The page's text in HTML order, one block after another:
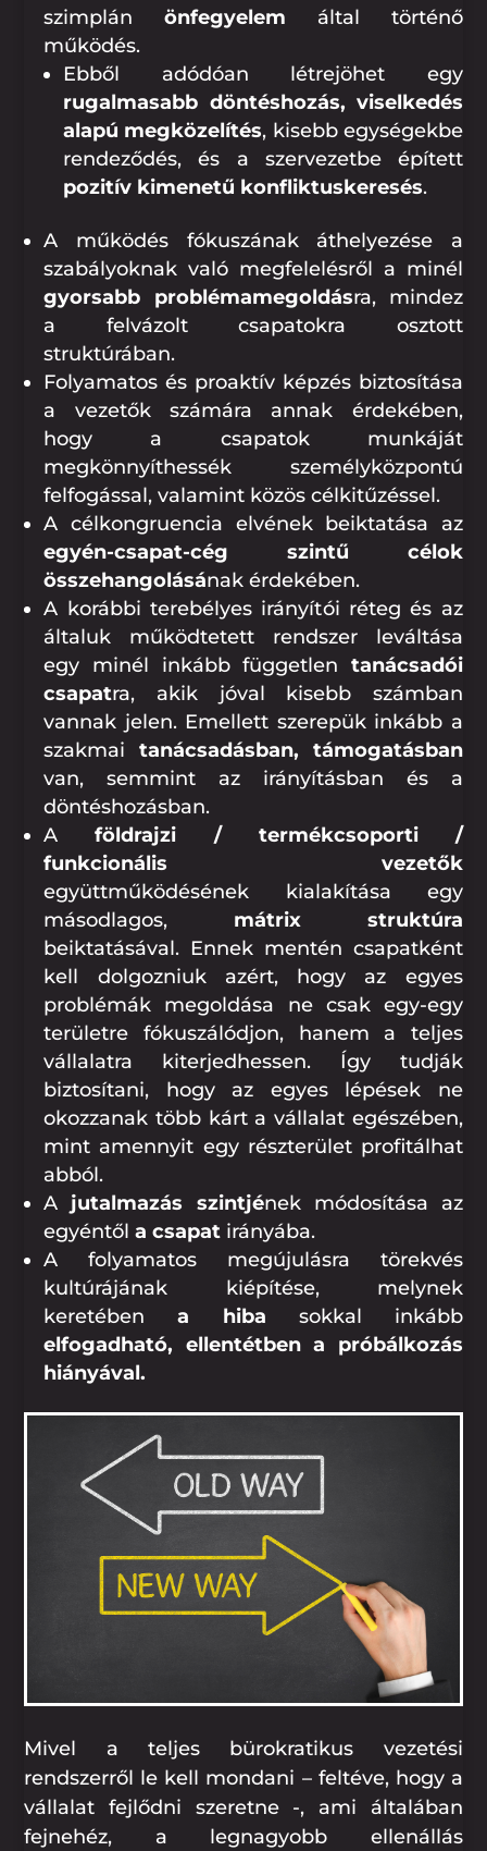
szimplánönfegyelem által történő
működés.
Ebből adódóan létrejöhet egy
rugalmasabb döntéshozás, viselkedés
alapú megközelítés, kisebb egységekbe
rendeződés, és a szervezetbe épített
pozitív kimenetű konfliktuskeresés.
A működés fókuszának áthelyezése a
szabályoknak való megfelelésről a minél
gyorsabb problémamegoldásra, mindez
a felvázolt csapatokra osztott
struktúrában.
Folyamatos és proaktív képzés biztosítása
a vezetők számára annak érdekében,
hogy a csapatok munkáját
megkönnyíthessék személyközpontú
felfogással, valamint közös célkitűzéssel.
A célkongruencia elvének beiktatása az
egyén-csapat-cég szintű célok
összehangolásának érdekében.
A korábbi terebélyes irányítói réteg és az
általuk működtetett rendszer leváltása
egy minél inkább független tanácsadói
csapatra, akik jóval kisebb számban
vannak jelen. Emellett szerepük inkább a
szakmai tanácsadásban, támogatásban
van, semmint az irányításban és a
döntéshozásban.
Aföldrajzi / termékcsoporti /
funkcionális vezetők
együttműködésének kialakítása egy
másodlagos, mátrix struktúra
beiktatásával. Ennek mentén csapatként
kell dolgozniuk azért, hogy az egyes
problémák megoldása ne csak egy-egy
területre fókuszálódjon, hanem a teljes
vállalatra kiterjedhessen. Így tudják
biztosítani, hogy az egyes lépések ne
okozzanak több kárt a vállalat egészében,
mint amennyit egy részterület profitálhat
abból.
A jutalmazás szintjének módosítása az
egyéntőla csapat irányába.
A folyamatos megújulásra törekvés
kultúrájának kiépítése, melynek
keretébena hiba sokkal inkább
elfogadható, ellentétben a próbálkozás
hiányával.
Mivel a teljes bürokratikus vezetési
rendszerről le kell mondani – feltéve, hogy a
vállalat fejlődni szeretne -, ami általában
fejnehéz, a legnagyobb ellenállás